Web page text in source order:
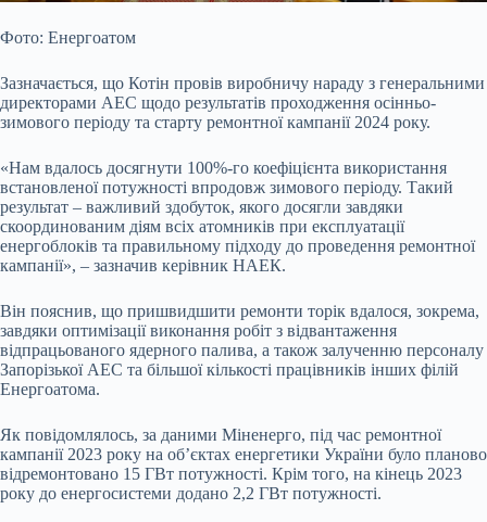
Фото: Енергоатом
Зазначається, що Котін провів виробничу нараду з генеральними
директорами АЕС щодо результатів проходження осінньо-
зимового періоду та старту ремонтної кампанії 2024 року.
«Нам вдалось досягнути 100%-го коефіцієнта використання
встановленої потужності впродовж зимового періоду. Такий
результат – важливий здобуток, якого досягли завдяки
скоординованим діям всіх атомників при експлуатації
енергоблоків та правильному підходу до проведення ремонтної
кампанії», – зазначив керівник НАЕК.
Він пояснив, що пришвидшити ремонти торік вдалося, зокрема,
завдяки оптимізації виконання робіт з відвантаження
відпрацьованого ядерного палива, а також залученню персоналу
Запорізької АЕС та більшої кількості працівників інших філій
Енергоатома.
Як повідомлялось, за даними Міненерго, під час ремонтної
кампанії 2023 року на об’єктах енергетики України було планово
відремонтовано 15 ГВт потужності. Крім того, на кінець 2023
року до енергосистеми додано 2,2 ГВт потужності.